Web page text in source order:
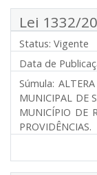
Lei 1332/
Status: Vigente
Data de
Súmula:
MUNICIPAL DE
MUNICÍPIO DE
PROVIDÊNCIAS.